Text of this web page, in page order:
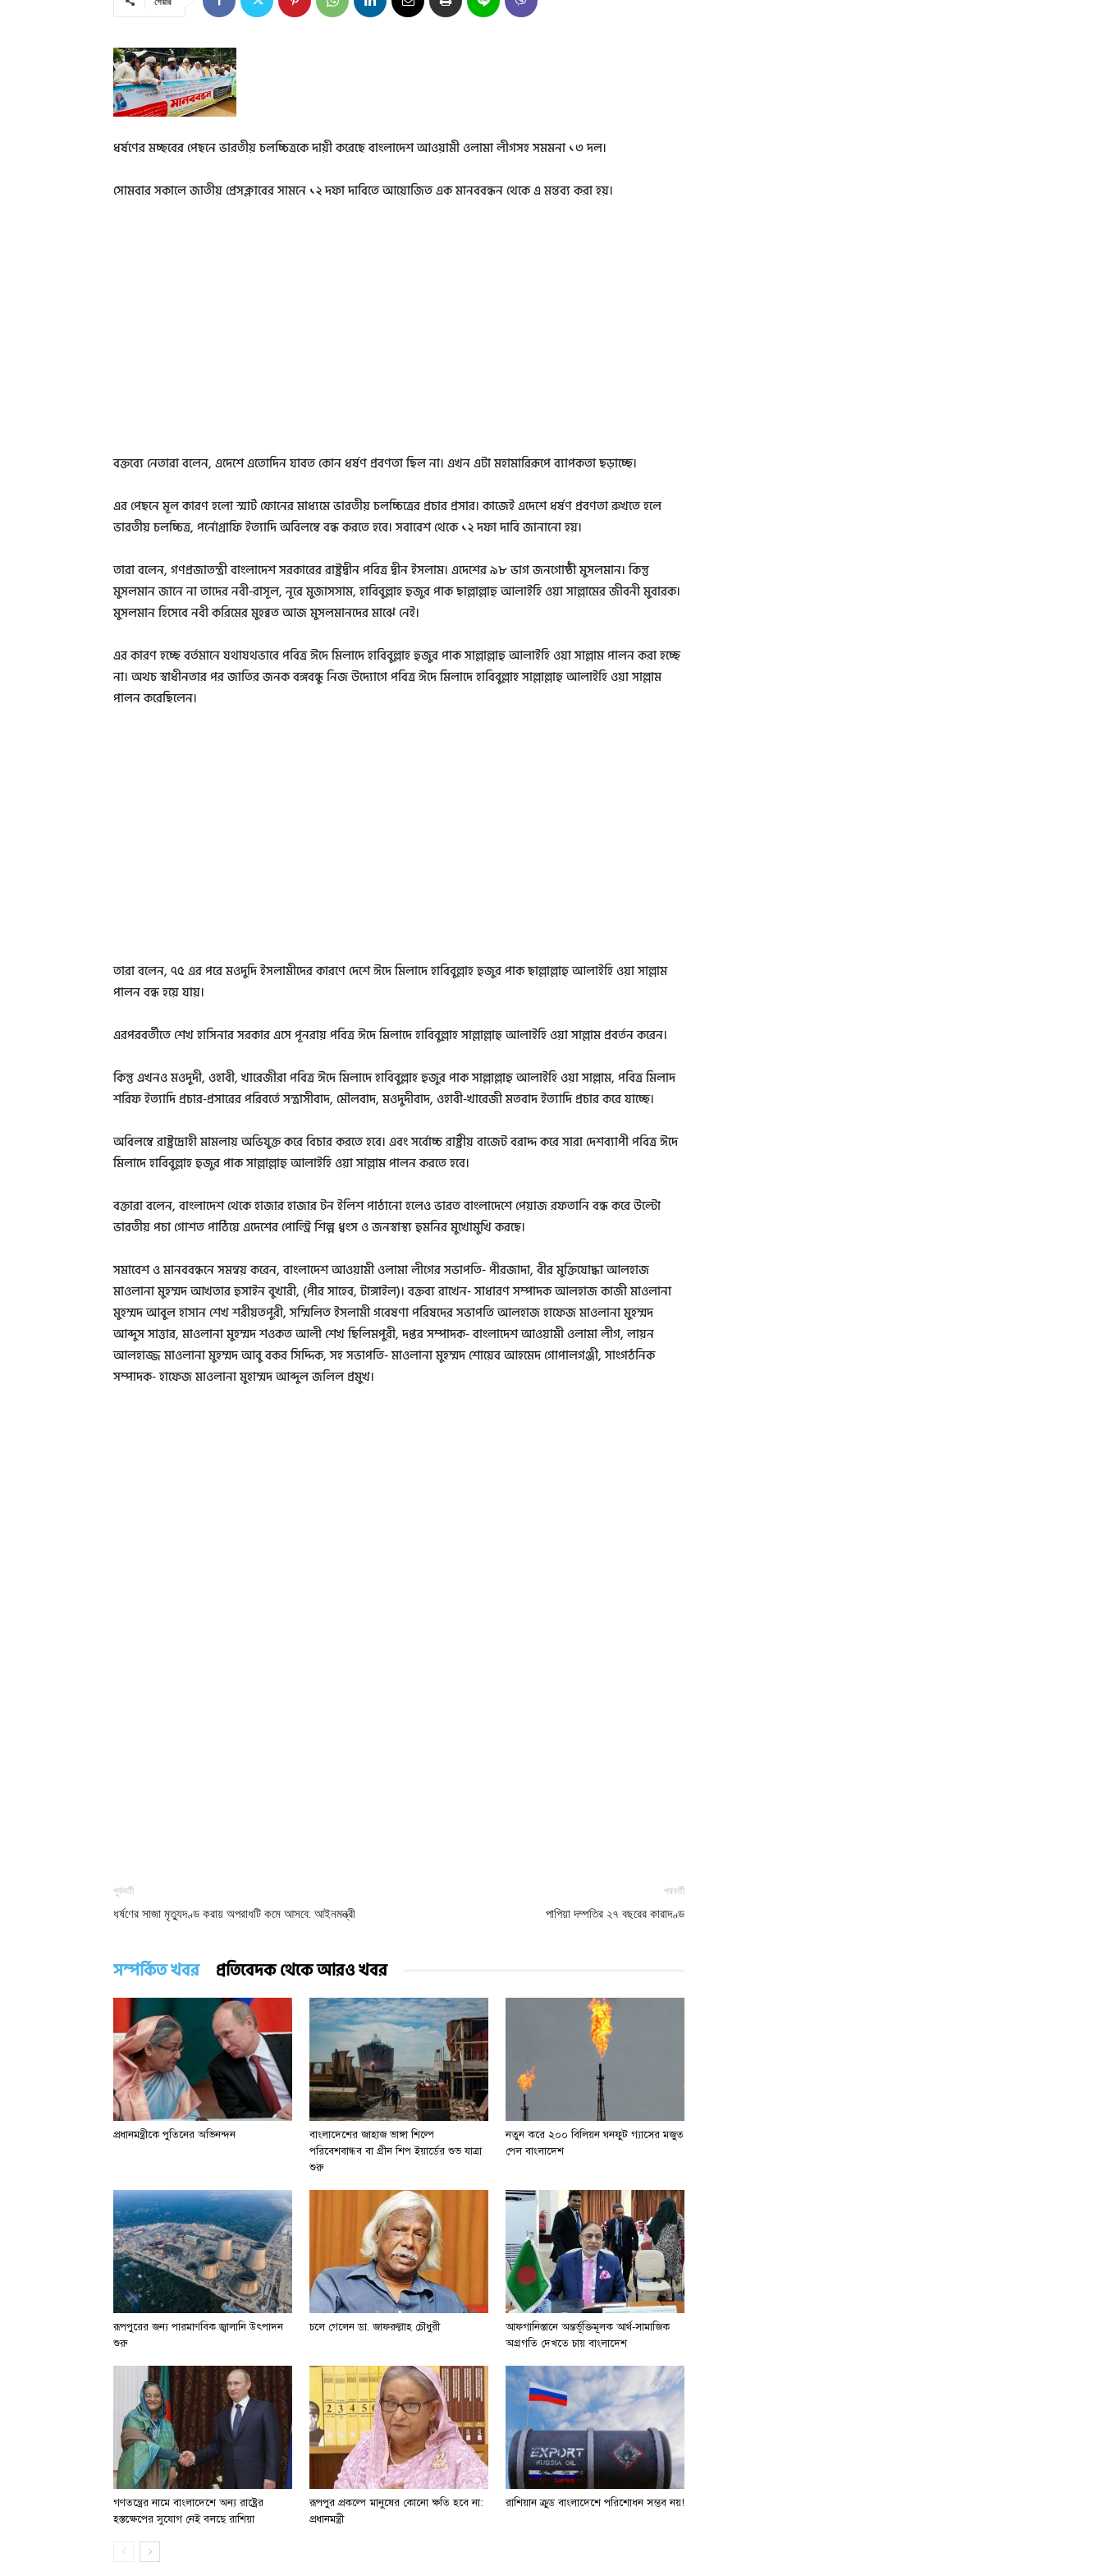
ধর্ষণের মচ্ছবের পেছনে ভারতীয় চলচ্চিত্রকে দায়ী করেছে বাংলাদেশ আওয়ামী ওলামা লীগসহ সমমনা ১৩ দল।
সোমবার সকালে জাতীয় প্রেসক্লাবের সামনে ১২ দফা দাবিতে আয়োজিত এক মানববন্ধন থেকে এ মন্তব্য করা হয়।
বক্তব্যে নেতারা বলেন, এদেশে এতোদিন যাবত কোন ধর্ষণ প্রবণতা ছিল না। এখন এটা মহামারিরূপে ব্যাপকতা ছড়াচ্ছে।
এর পেছনে মূল কারণ হলো স্মার্ট ফোনের মাধ্যমে ভারতীয় চলচ্চিত্রের প্রচার প্রসার। কাজেই এদেশে ধর্ষণ প্রবণতা রুখতে হলে
ভারতীয় চলচ্চিত্র, পর্নোগ্রাফি ইত্যাদি অবিলম্বে বন্ধ করতে হবে। সবাবেশ থেকে ১২ দফা দাবি জানানো হয়।
তারা বলেন, গণপ্রজাতন্ত্রী বাংলাদেশ সরকারের রাষ্ট্রদ্বীন পবিত্র দ্বীন ইসলাম। এদেশের ৯৮ ভাগ জনগোষ্ঠী মুসলমান। কিন্তু
মুসলমান জানে না তাদের নবী-রাসূল, নূরে মুজাসসাম, হাবিবুল্লাহ হুজুর পাক ছাল্লাল্লাহু আলাইহি ওয়া সাল্লামের জীবনী মুবারক।
মুসলমান হিসেবে নবী করিমের মুহব্বত আজ মুসলমানদের মাঝে নেই।
এর কারণ হচ্ছে বর্তমানে যথাযথভাবে পবিত্র ঈদে মিলাদে হাবিবুল্লাহ হুজুর পাক সাল্লাল্লাহু আলাইহি ওয়া সাল্লাম পালন করা হচ্ছে
না। অথচ স্বাধীনতার পর জাতির জনক বঙ্গবন্ধু নিজ উদ্যোগে পবিত্র ঈদে মিলাদে হাবিবুল্লাহ সাল্লাল্লাহু আলাইহি ওয়া সাল্লাম
পালন করেছিলেন।
তারা বলেন, ৭৫ এর পরে মওদুদি ইসলামীদের কারণে দেশে ঈদে মিলাদে হাবিবুল্লাহ হুজুর পাক ছাল্লাল্লাহু আলাইহি ওয়া সাল্লাম
পালন বন্ধ হয়ে যায়।
এরপরবর্তীতে শেখ হাসিনার সরকার এসে পূনরায় পবিত্র ঈদে মিলাদে হাবিবুল্লাহ সাল্লাল্লাহু আলাইহি ওয়া সাল্লাম প্রবর্তন করেন।
কিন্তু এখনও মওদুদী, ওহাবী, খারেজীরা পবিত্র ঈদে মিলাদে হাবিবুল্লাহ হুজুর পাক সাল্লাল্লাহু আলাইহি ওয়া সাল্লাম, পবিত্র মিলাদ
শরিফ ইত্যাদি প্রচার-প্রসারের পরিবর্তে সন্ত্রাসীবাদ, মৌলবাদ, মওদুদীবাদ, ওহাবী-খারেজী মতবাদ ইত্যাদি প্রচার করে যাচ্ছে।
অবিলম্বে রাষ্ট্রদ্রোহী মামলায় অভিযুক্ত করে বিচার করতে হবে। এবং সর্বোচ্চ রাষ্ট্রীয় বাজেট বরাদ্দ করে সারা দেশব্যাপী পবিত্র ঈদে
মিলাদে হাবিবুল্লাহ হুজুর পাক সাল্লাল্লাহু আলাইহি ওয়া সাল্লাম পালন করতে হবে।
বক্তারা বলেন, বাংলাদেশ থেকে হাজার হাজার টন ইলিশ পাঠানো হলেও ভারত বাংলাদেশে পেয়াজ রফতানি বন্ধ করে উল্টো
ভারতীয় পচা গোশত পাঠিয়ে এদেশের পোল্ট্রি শিল্প ধ্বংস ও জনস্বাস্থ্য হুমনির মুখোমুখি করছে।
সমাবেশ ও মানববন্ধনে সমন্বয় করেন, বাংলাদেশ আওয়ামী ওলামা লীগের সভাপতি- পীরজাদা, বীর মুক্তিযোদ্ধা আলহাজ
মাওলানা মুহম্মদ আখতার হুসাইন বুখারী, (পীর সাহেব, টাঙ্গাইল)। বক্তব্য রাখেন- সাধারণ সম্পাদক আলহাজ কাজী মাওলানা
মুহম্মদ আবুল হাসান শেখ শরীয়তপুরী, সম্মিলিত ইসলামী গবেষণা পরিষদের সভাপতি আলহাজ হাফেজ মাওলানা মুহম্মদ
আব্দুস সাত্তার, মাওলানা মুহম্মদ শওকত আলী শেখ ছিলিমপুরী, দপ্তর সম্পাদক- বাংলাদেশ আওয়ামী ওলামা লীগ, লায়ন
আলহাজ্জ মাওলানা মুহম্মদ আবু বকর সিদ্দিক, সহ সভাপতি- মাওলানা মুহম্মদ শোয়েব আহমেদ গোপালগঞ্জী, সাংগঠনিক
সম্পাদক- হাফেজ মাওলানা মুহাম্মদ আব্দুল জলিল প্রমুখ।
পূর্ববর্তী
ধর্ষণের সাজা মৃত্যুদণ্ড করায় অপরাধটি কমে আসবে: আইনমন্ত্রী
পরবর্তী
পাপিয়া দম্পতির ২৭ বছরের কারাদণ্ড
সম্পর্কিত খবর প্রতিবেদক থেকে আরও খবর
প্রধানমন্ত্রীকে পুতিনের অভিনন্দন
বাংলাদেশের জাহাজ ভাঙ্গা শিল্পে
পরিবেশবান্ধব বা গ্রীন শিপ ইয়ার্ডের শুভ যাত্রা
শুরু
নতুন করে ২০০ বিলিয়ন ঘনফুট গ্যাসের মজুত
পেল বাংলাদেশ
রূপপুরের জন্য পারমাণবিক জ্বালানি উৎপাদন
শুরু
চলে গেলেন ডা. জাফরুল্লাহ চৌধুরী
আফগানিস্তানে অন্তর্ভূক্তিমূলক আর্থ-সামাজিক
অগ্রগতি দেখতে চায় বাংলাদেশ
গণতন্ত্রের নামে বাংলাদেশে অন্য রাষ্ট্রের
হস্তক্ষেপের সুযোগ নেই বলছে রাশিয়া
রূপপুর প্রকল্পে মানুষের কোনো ক্ষতি হবে না:
প্রধানমন্ত্রী
রাশিয়ান ক্রুড বাংলাদেশে পরিশোধন সম্ভব নয়!